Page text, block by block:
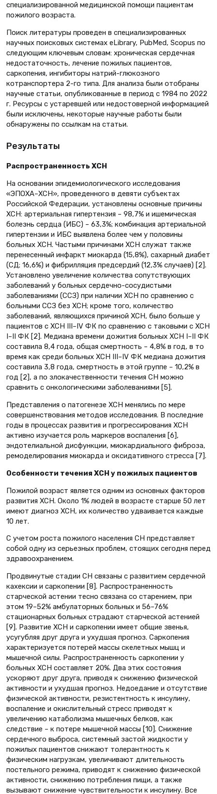
специализированной медицинской помощи пациентам
пожилого возраста.
Поиск литературы проведен в специализированных
научных поисковых системах eLibrary, PubMed, Scopus по
следующим ключевым словам: хроническая сердечная
недостаточность, лечение пожилых пациентов,
саркопения, ингибиторы натрий-глюкозного
котранспортера 2-го типа. Для анализа были отобраны
научные статьи, опубликованные в период с 1984 по 2022
г. Ресурсы с устаревшей или недостоверной информацией
были исключены, некоторые научные работы были
обнаружены по ссылкам на статьи.
Результаты
Распространенность ХСН
На основании эпидемиологического исследования
«ЭПОХА–ХСН», проведенного в девяти субъектах
Российской Федерации, установлены основные причины
ХСН: артериальная гипертензия – 98,7% и ишемическая
болезнь сердца (ИБС) – 63,3%; комбинация артериальной
гипертензии и ИБС выявлена более чем у половины
больных ХСН. Частыми причинами ХСН служат также
перенесенный инфаркт миокарда (15,8%), сахарный диабет
(СД; 16,6%) и фибрилляция предсердий (12,3% случаев) [2].
Установлено увеличение количества сопутствующих
заболеваний у больных сердечно-сосудистыми
заболеваниями (ССЗ) при наличии ХСН по сравнению с
больными ССЗ без ХСН; кроме того, количество
заболеваний, являющихся причиной ХСН, было больше у
пациентов с ХСН III–IV ФК по сравнению с таковыми с ХСН
I–II ФК [2]. Медиана времени дожития больных ХСН I–II ФК
составила 8,4 года, общая смертность – 4,8% в год, в то
время как среди больных ХСН III–IV ФК медиана дожития
составила 3,8 года, смертность в этой группе – 10,2% в
год [2], а по злокачественности течения СН можно
сравнить с онкологическими заболеваниями [5].
Представления о патогенезе ХСН менялись по мере
совершенствования методов исследования. В последние
годы в процессах развития и прогрессирования ХСН
активно изучается роль маркеров воспаления [6],
эндотелиальной дисфункции, миокардиального фиброза,
ремоделирования миокарда и оксидативного стресса [7].
Особенности течения ХСН у пожилых пациентов
Пожилой возраст является одним из основных факторов
развития ХСН. Около 1% людей в возрасте старше 50 лет
имеют диагноз ХСН, их количество удваивается каждые
10 лет.
С учетом роста пожилого населения СН представляет
собой одну из серьезных проблем, стоящих сегодня перед
здравоохранением.
Продвинутые стадии СН связаны с развитием сердечной
кахексии и саркопении [8]. Распространенность
старческой астении тесно связана со старением, при
этом 19–52% амбулаторных больных и 56–76%
стационарных больных страдают старческой астенией
[9]. Развитие ХСН и саркопении имеет общие звенья,
усугубляя друг друга и ухудшая прогноз. Саркопения
характеризуется потерей массы скелетных мышц и
мышечной силы. Распространенность саркопении у
больных ХСН составляет 20%. Два этих состояния
ускоряют друг друга, приводя к снижению физической
активности и ухудшая прогноз. Недоедание и отсутствие
физической активности, резистентность к инсулину,
воспаление и окислительный стресс приводят к
увеличению катаболизма мышечных белков, как
следствие – к потере мышечной массы [10]. Снижение
сердечного выброса, системный застой жидкости у
пожилых пациентов снижают толерантность к
физическим нагрузкам, увеличивают длительность
постельного режима, приводят к снижению физической
активности, снижению потребления пищи, а также
вызывают снижение чувствительности к инсулину. Все